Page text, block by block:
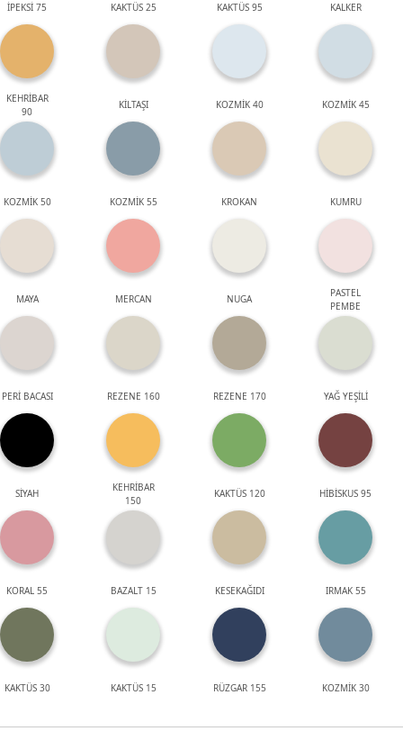
İPEKSİ 75 KAKTÜS 25 KAKTÜS 95 KALKER
KEHRİBAR
90
KİLTAŞI KOZMİK 40 KOZMİK 45
KOZMİK 50 KOZMİK 55 KROKAN KUMRU
MAYA MERCAN NUGA
PASTEL
PEMBE
PERİ BACASI REZENE 160 REZENE 170 YAĞ YEŞİLİ
SİYAH
KEHRİBAR
150
KAKTÜS 120 HİBİSKUS 95
KORAL 55 BAZALT 15 KESEKAĞIDI IRMAK 55
KAKTÜS 30 KAKTÜS 15 RÜZGAR 155 KOZMİK 30